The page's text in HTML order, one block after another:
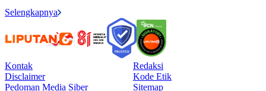
Selengkapnya
Kontak
Redaksi
Disclaimer
Kode Etik
Pedoman Media Siber
Sitemap